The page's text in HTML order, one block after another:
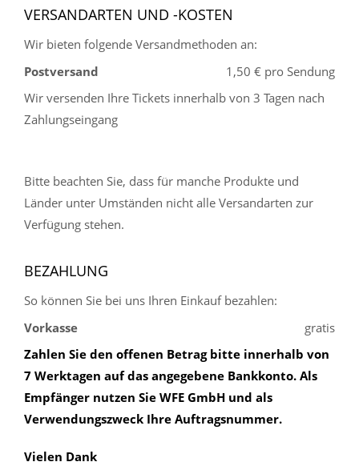
VERSANDARTEN UND -KOSTEN
Wir bieten folgende Versandmethoden an:
Postversand
1,50 € pro Sendung
Wir versenden Ihre Tickets innerhalb von 3 Tagen nach
Zahlungseingang
Bitte beachten Sie, dass für manche Produkte und
Länder unter Umständen nicht alle Versandarten zur
Verfügung stehen.
BEZAHLUNG
So können Sie bei uns Ihren Einkauf bezahlen:
Vorkasse
gratis
Zahlen Sie den offenen Betrag bitte innerhalb von
7 Werktagen auf das angegebene Bankkonto. Als
Empfänger nutzen Sie WFE GmbH und als
Verwendungszweck Ihre Auftragsnummer.
Vielen Dank